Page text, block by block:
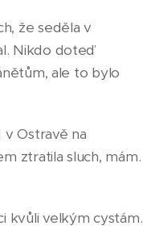
že seděla v
Nikdo doteď
ale to bylo
Ostravě na
ztratila sluch, mám.
kvůli velkým cystám.